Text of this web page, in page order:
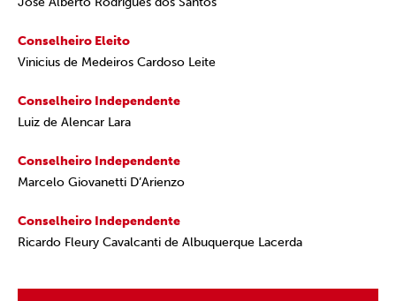
Conselheiro Eleito
Vinicius de Medeiros Cardoso Leite
Conselheiro Independente
Luiz de Alencar Lara
Conselheiro Independente
Marcelo Giovanetti D’Arienzo
Conselheiro Independente
Ricardo Fleury Cavalcanti de Albuquerque Lacerda